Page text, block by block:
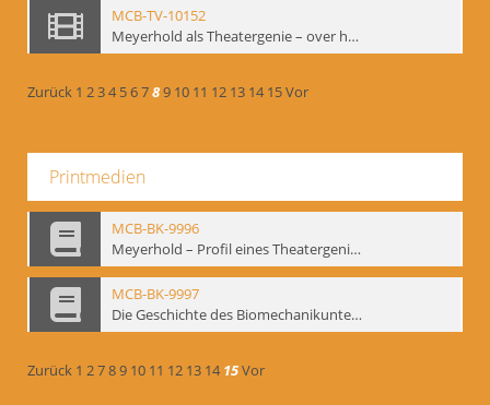
MCB-TV-10152
Meyerhold als Theatergenie – over het mechanik van de acteursexpressie, Ausschnitt 2 - Interne Signatur: BM-vid-108_A2
Zurück 1 234 56789 10 11 12 13 14 15Vor
Printmedien
MCB-BK-9996
Meyerhold – Profil eines Theatergenies. Vortrag. Arbeitsdemonstration - interne Signatur: BM-prt-203
MCB-BK-9997
Die Geschichte des Biomechanikunterrichts im Theater der Satire - interne Signatur: BM-prt-204
Zurück 1 2789 10 11 12 13 14 15Vor